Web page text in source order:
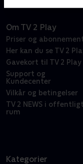
Om TV 2 Play
Priser og
Her kan du se TV 2
Gavekort til TV 2 Play
Support og
Kundecenter
Vilkår og betingelser
TV 2 NEWS i offentligt
rum
Kategorier